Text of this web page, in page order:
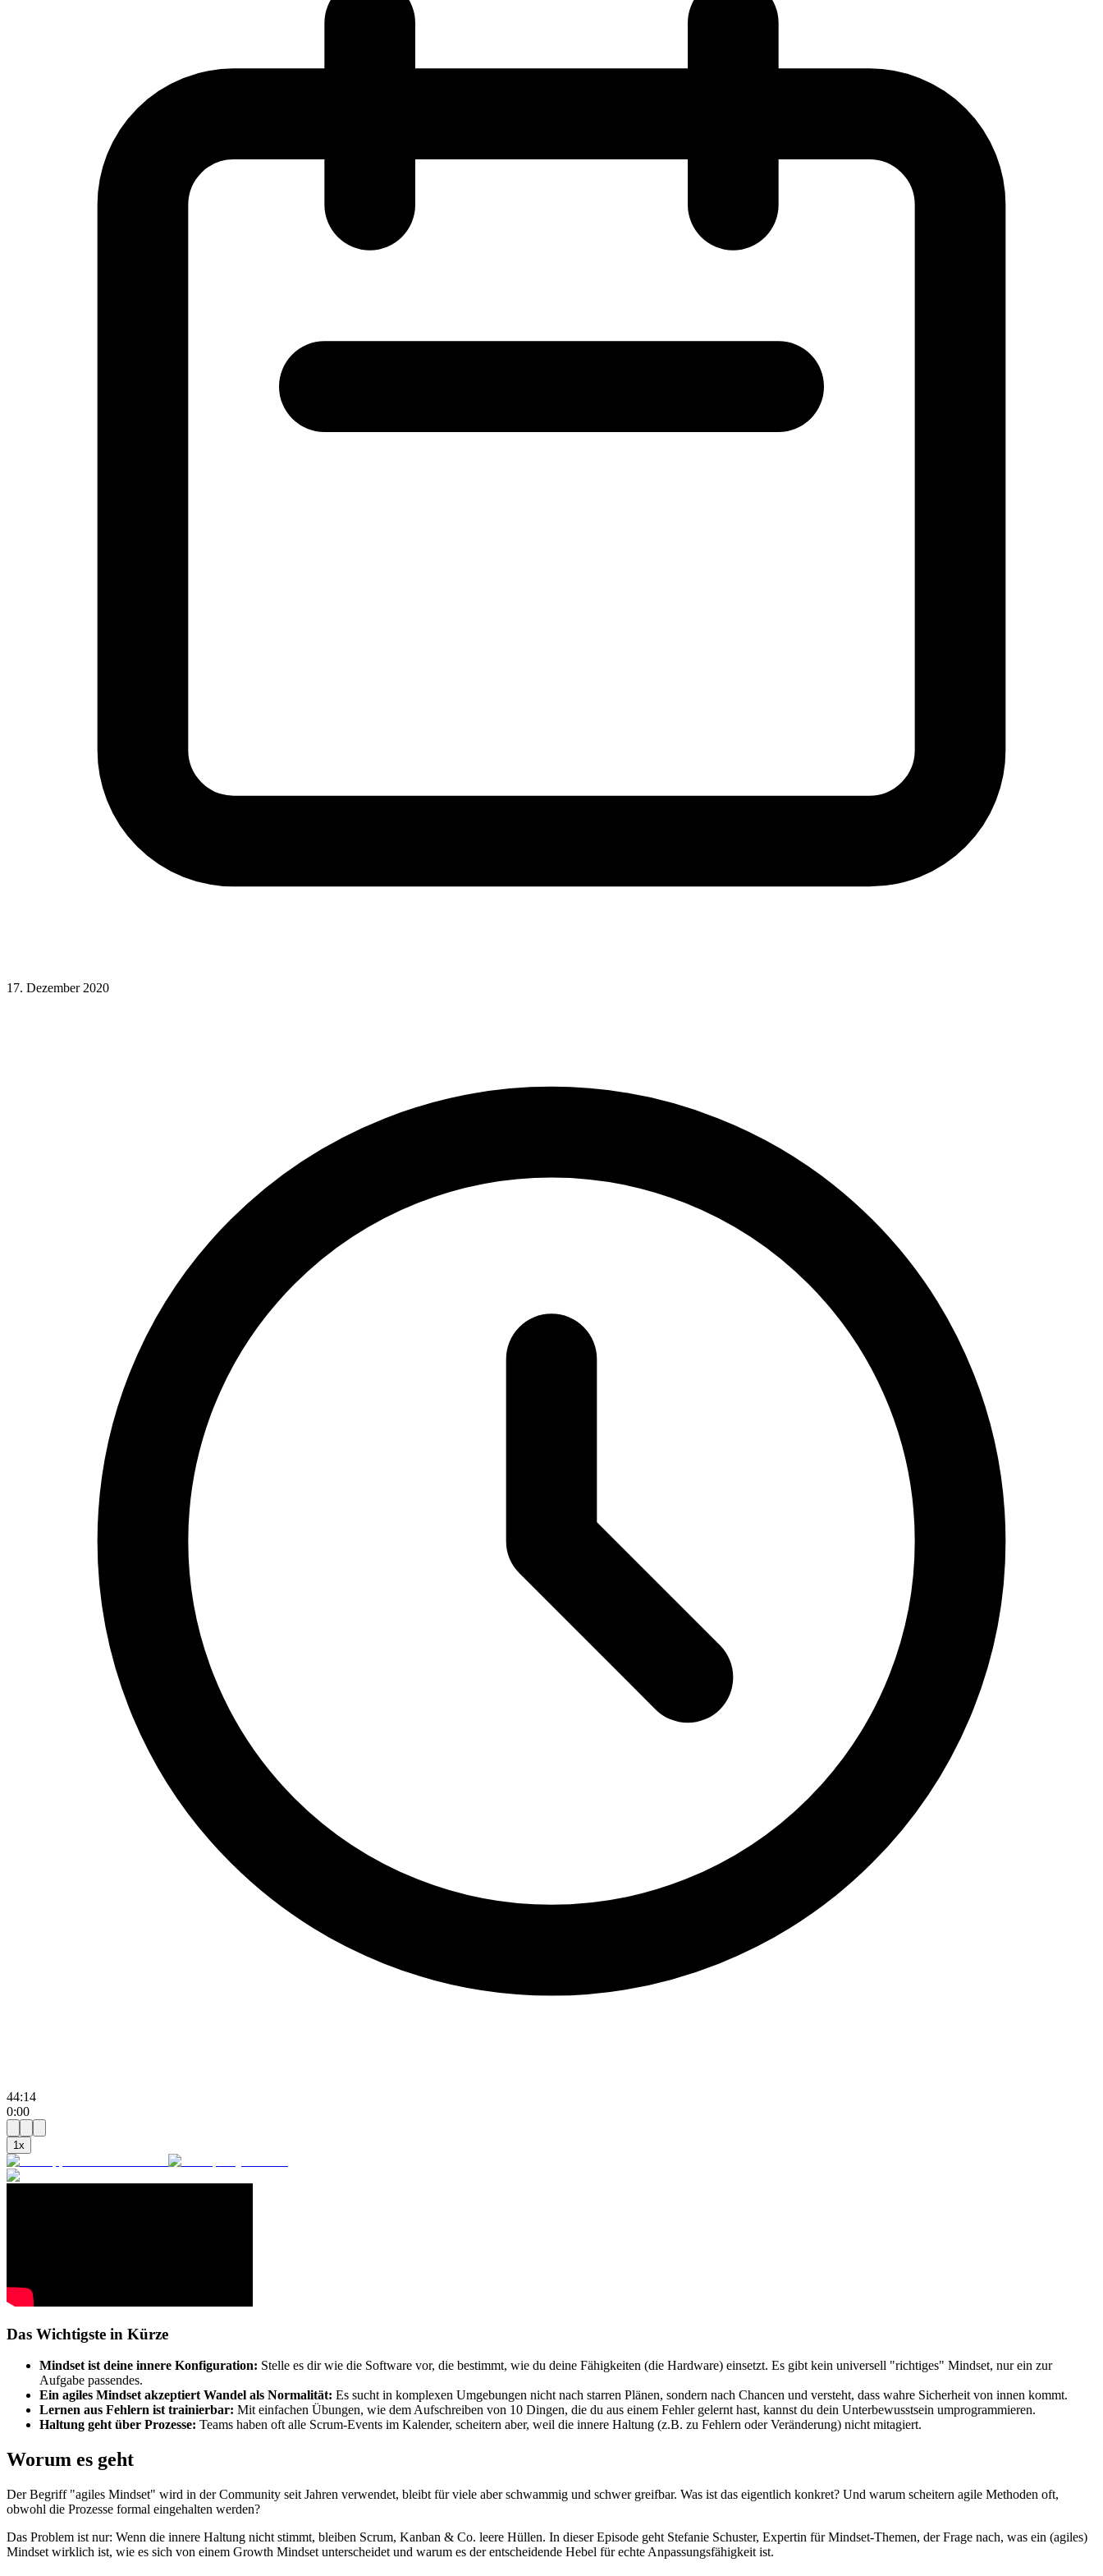
17. Dezember 2020
44:14
0:00
1 x
Das Wichtigste in Kürze
Mindset ist deine innere Konfiguration: Stelle es dir wie die Software vor, die bestimmt, wie du deine Fähigkeiten (die Hardware) einsetzt. Es gibt kein universell "richtiges" Mindset, nur ein zur
Aufgabe passendes.
Ein agiles Mindset akzeptiert Wandel als Normalität: Es sucht in komplexen Umgebungen nicht nach starren Plänen, sondern nach Chancen und versteht, dass wahre Sicherheit von innen kommt.
Lernen aus Fehlern ist trainierbar: Mit einfachen Übungen, wie dem Aufschreiben von 10 Dingen, die du aus einem Fehler gelernt hast, kannst du dein Unterbewusstsein umprogrammieren.
Haltung geht über Prozesse: Teams haben oft alle Scrum-Events im Kalender, scheitern aber, weil die innere Haltung (z.B. zu Fehlern oder Veränderung) nicht mitagiert.
Worum es geht
Der Begriff "agiles Mindset" wird in der Community seit Jahren verwendet, bleibt für viele aber schwammig und schwer greifbar. Was ist das eigentlich konkret? Und warum scheitern agile Methoden oft,
obwohl die Prozesse formal eingehalten werden?
Das Problem ist nur: Wenn die innere Haltung nicht stimmt, bleiben Scrum, Kanban & Co. leere Hüllen. In dieser Episode geht Stefanie Schuster, Expertin für Mindset-Themen, der Frage nach, was ein (agiles)
Mindset wirklich ist, wie es sich von einem Growth Mindset unterscheidet und warum es der entscheidende Hebel für echte Anpassungsfähigkeit ist.